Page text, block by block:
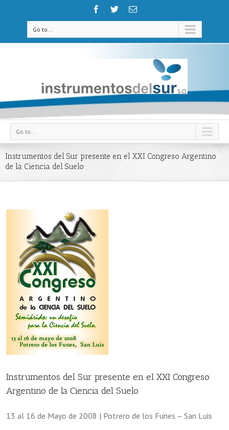
Go to...
Go to...
Instrumentos del Sur presente en el XXI Congreso Argentino
de la Ciencia del Suelo
Instrumentos del Sur presente en el XXI Congreso
Argentino de la Ciencia del Suelo
13 al 16 de Mayo de 2008 | Potrero de los Funes – San Luis